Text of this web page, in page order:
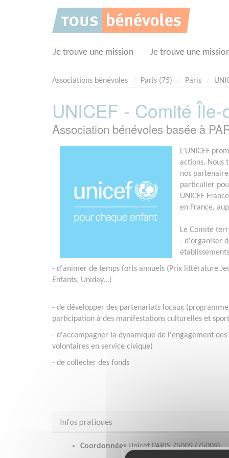
Je trouve une mission Je trouve une
Associations bénévoles Paris (75) Paris
UNICEF - Comité
Association bénévoles basée à
L’UNICEF
actions. Nous
nos
particulier
UNICEF
en France,
Le Comité
- d'organiser
- d'animer de temps forts annuels (Prix littérature
Enfants, Uniday...)
- de développer des partenariats locaux
participation à des manifestations culturelles et
- d'accompagner la dynamique de l'engagement
volontaires en service civique)
- de collecter des fonds
Infos pratiques
Coordonnées Unicef PARIS 75009 (75009)